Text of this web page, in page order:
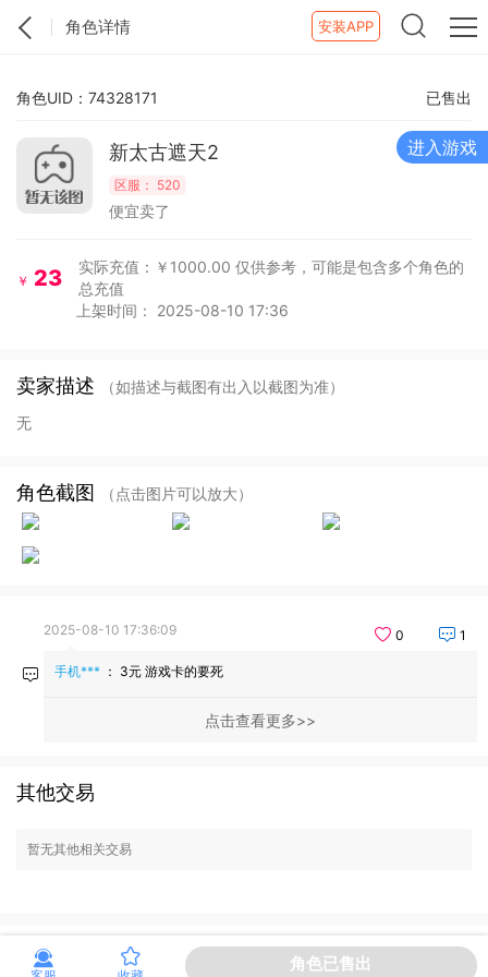
角色详情 安装APP
进入游戏
已售出
角色UID：74328171
新太古遮天2
区服： 520
便宜卖了
￥ 23 实际充值：￥1000.00 仅供参考，可能是包含多个角色的
总充值
上架时间： 2025-08-10 17:36
卖家描述
（如描述与截图有出入以截图为准）
无
角色截图 （点击图片可以放大）
2025-08-10 17:36:09 0 1
手机*** ： 3元 游戏卡的要死
点击查看更多
其他交易
暂无其他相关交易
角色已售出